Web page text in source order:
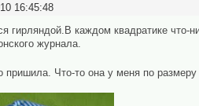
16:45:48
гирляндой.В каждом квадратике что-
журнала.
пришила. Что-то она у меня по